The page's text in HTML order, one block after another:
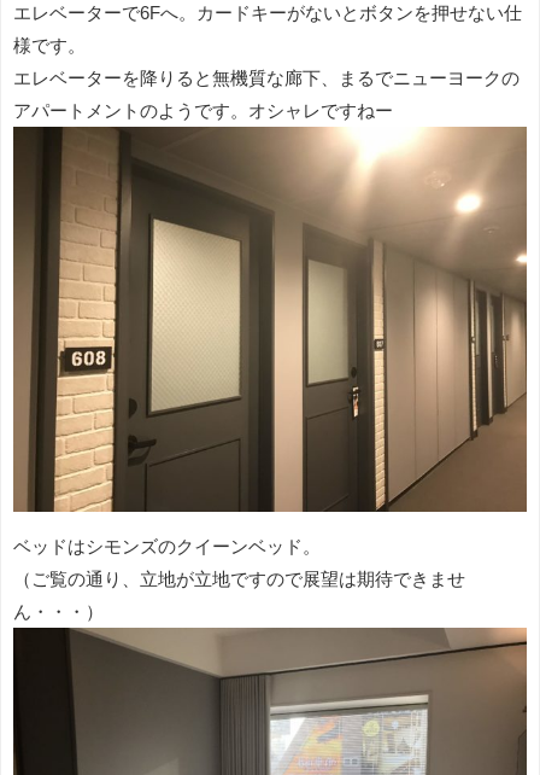
エレベーターで6Fへ。カードキーがないとボタンを押せない仕
様です。
エレベーターを降りると無機質な廊下、まるでニューヨークの
アパートメントのようです。オシャレですねー
ベッドはシモンズのクイーンベッド。
（ご覧の通り、立地が立地ですので展望は期待できませ
ん・・・）